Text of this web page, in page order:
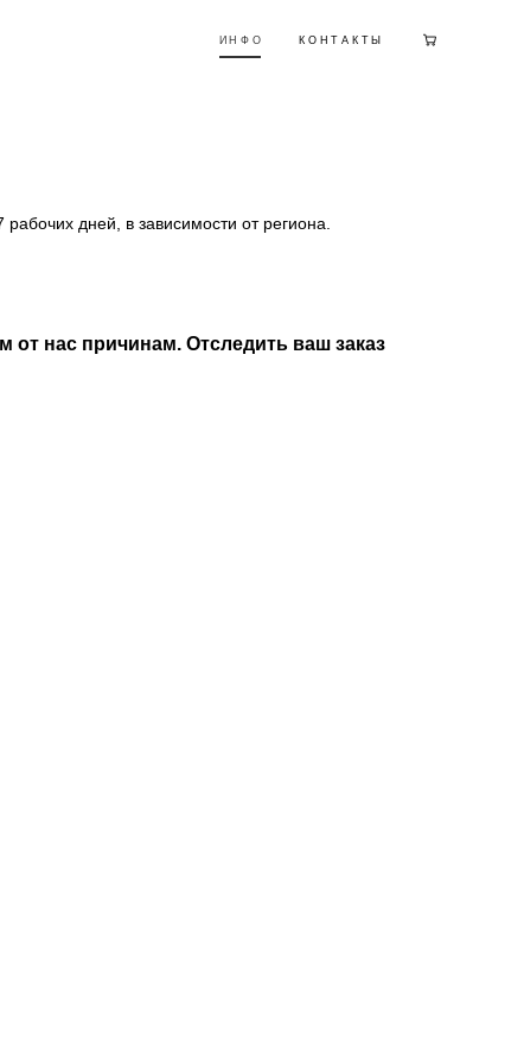
ИНФО КОНТАКТЫ
ИНФО КОНТАКТЫ
дней, в зависимости от региона.
нас причинам. Отследить ваш заказ